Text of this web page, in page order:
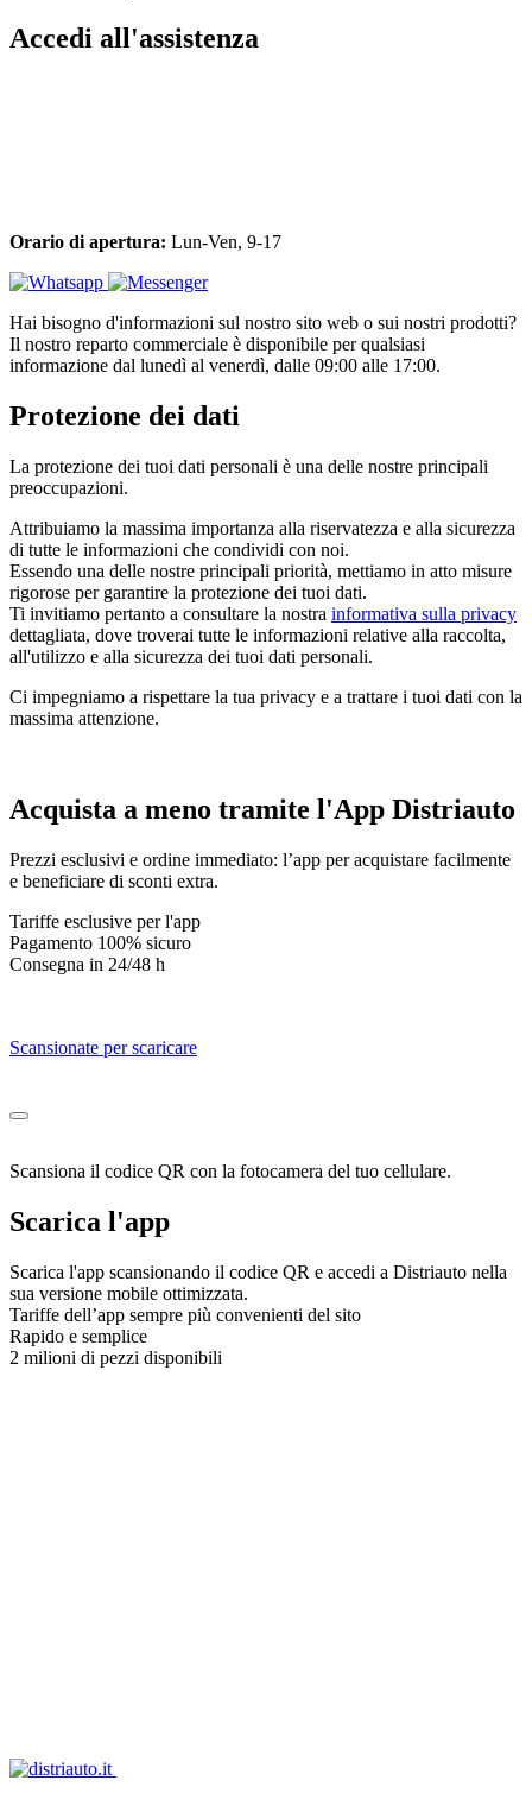
Accedi all'assistenza
Orario di apertura: Lun-Ven, 9-17
Hai bisogno d'informazioni sul nostro sito web o sui nostri prodotti?
Il nostro reparto commerciale è disponibile per qualsiasi
informazione dal lunedì al venerdì, dalle 09:00 alle 17:00.
Protezione dei dati
La protezione dei tuoi dati personali è una delle nostre principali
preoccupazioni.
Attribuiamo la massima importanza alla riservatezza e alla sicurezza
di tutte le informazioni che condividi con noi.
Essendo una delle nostre principali priorità, mettiamo in atto misure
rigorose per garantire la protezione dei tuoi dati.
Ti invitiamo pertanto a consultare la nostra informativa sulla privacy
dettagliata, dove troverai tutte le informazioni relative alla raccolta,
all'utilizzo e alla sicurezza dei tuoi dati personali.
Ci impegniamo a rispettare la tua privacy e a trattare i tuoi dati con la
massima attenzione.
Acquista a meno tramite l'App Distriauto
Prezzi esclusivi e ordine immediato: l’app per acquistare facilmente
e beneficiare di sconti extra.
Tariffe esclusive per l'app
Pagamento 100% sicuro
Consegna in 24/48 h
Scansionate per scaricare
Scansiona il codice QR con la fotocamera del tuo cellulare.
Scarica l'app
Scarica l'app scansionando il codice QR e accedi a Distriauto nella
sua versione mobile ottimizzata.
Tariffe dell’app sempre più convenienti del sito
Rapido e semplice
2 milioni di pezzi disponibili